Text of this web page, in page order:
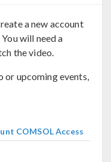
a new account
will need a
the video.
or upcoming events,
COMSOL Access